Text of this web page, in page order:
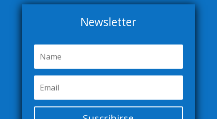
Newsletter